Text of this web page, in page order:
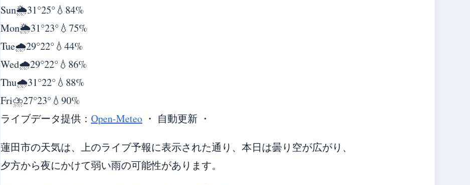
Sun🌦️31°25° 💧84%
Mon🌦️31°23° 💧75%
Tue🌧️29°22° 💧44%
Wed🌧️29°22° 💧86%
Thu🌧️31°22° 💧88%
Fri⛈️27°23° 💧90%
ライブデータ提供： Open-Meteo ・ 自動更新 ・
蓮田市の天気は、上のライブ予報に表示された通り、本日は曇り空が広がり、
夕方から夜にかけて弱い雨の可能性があります。